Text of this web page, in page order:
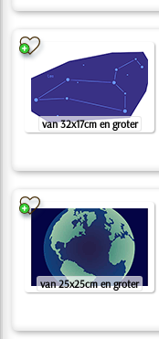
van 32x17cm en groter
van 25x25cm en groter